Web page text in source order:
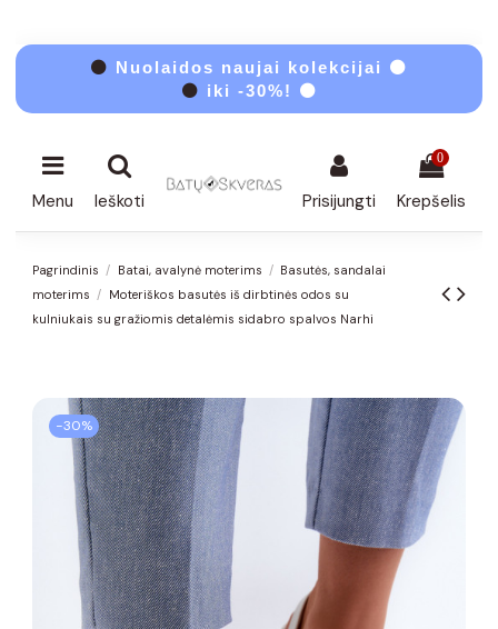
⚫ Nuolaidos naujai kolekcijai ⚫
⚫ iki -30%! ⚫
Menu Ieškoti Prisijungti
0
Krepšelis
Pagrindinis Batai, avalynė moterims
Basutės, sandalai
moterims
Moteriškos basutės iš dirbtinės odos su
kulniukais su gražiomis detalėmis sidabro spalvos Narhi
−30%